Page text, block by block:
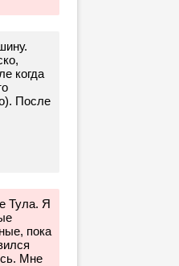
когда
После
Тула. Я
пока
Мне